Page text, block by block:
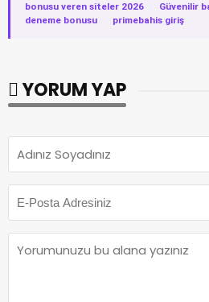
bonusu veren siteler 2026
· Güvenilir
deneme bonusu
· primebahis giriş
YORUM YAP